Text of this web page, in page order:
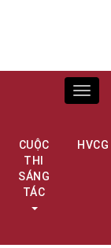
CUỘC
THI
SÁNG
TÁC
HVCG